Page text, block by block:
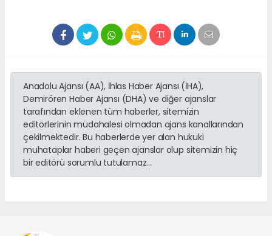
Anadolu Ajansı (AA), İhlas Haber Ajansı (İHA),
Demirören Haber Ajansı (DHA) ve diğer ajanslar
tarafından eklenen tüm haberler, sitemizin
editörlerinin müdahalesi olmadan ajans kanallarından
çekilmektedir. Bu haberlerde yer alan hukuki
muhataplar haberi geçen ajanslar olup sitemizin hiç
bir editörü sorumlu tutulamaz...